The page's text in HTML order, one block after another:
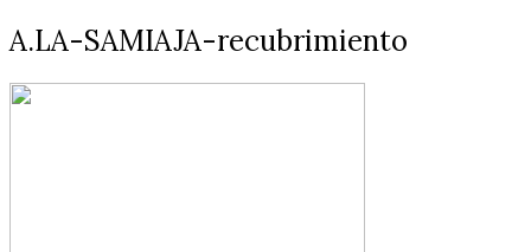
A.LA-SAMIAJA-recubrimiento